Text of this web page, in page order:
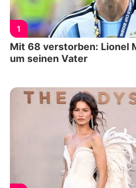
1
Mit 68 verstorben: Lionel
um seinen Vater